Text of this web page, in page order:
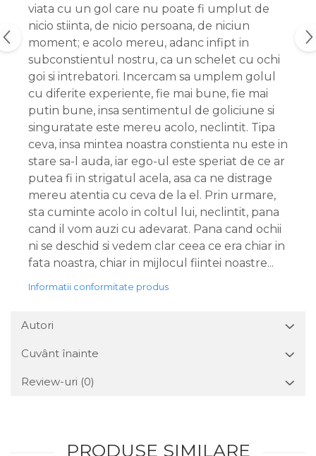
viata cu un gol care nu poate fi umplut de
nicio stiinta, de nicio persoana, de niciun
moment; e acolo mereu, adanc infipt in
subconstientul nostru, ca un schelet cu ochi
goi si intrebatori. Incercam sa umplem golul
cu diferite experiente, fie mai bune, fie mai
putin bune, insa sentimentul de goliciune si
singuratate este mereu acolo, neclintit. Tipa
ceva, insa mintea noastra constienta nu este in
stare sa-l auda, iar ego-ul este speriat de ce ar
putea fi in strigatul acela, asa ca ne distrage
mereu atentia cu ceva de la el. Prin urmare,
sta cuminte acolo in coltul lui, neclintit, pana
cand il vom auzi cu adevarat. Pana cand ochii
ni se deschid si vedem clar ceea ce era chiar in
fata noastra, chiar in mijlocul fiintei noastre...
Informatii conformitate produs
Autori
Cuvânt înainte
Review-uri (0)
PRODUSE SIMILARE